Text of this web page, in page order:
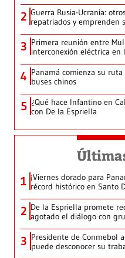
2 Guerra Rusia-Ucrania:
repatriados y emprenden
3 Primera reunión entre
interconexión eléctrica en
4 Panamá comienza su
buses chinos
5 ¿Qué hace Infantino en
con De la Espriella
1 ¡Viernes dorado para
récord histórico en Santo
2 De la Espriella promete
agotado el diálogo con
3 Presidente de Conmebol
puede desconocer su